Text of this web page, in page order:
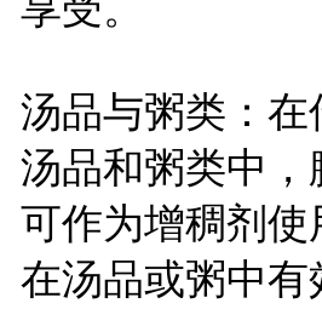
汤品与粥类：在
汤品和粥类中，
可作为增稠剂使
在汤品或粥中有